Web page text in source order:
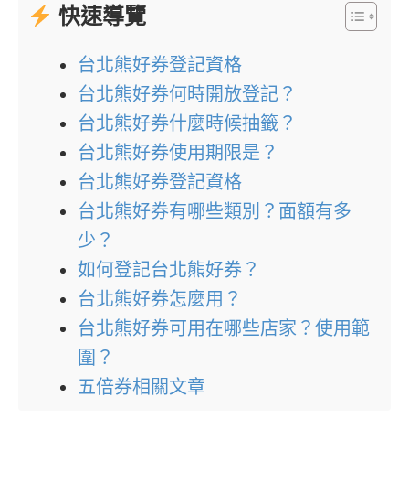
快速導覽
台北熊好券登記資格
台北熊好券何時開放登記？
台北熊好券什麼時候抽籤？
台北熊好券使用期限是？
台北熊好券登記資格
台北熊好券有哪些類別？面額有多
少？
如何登記台北熊好券？
台北熊好券怎麼用？
台北熊好券可用在哪些店家？使用範
圍？
五倍券相關文章